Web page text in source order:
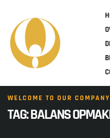
WELCOME TO OUR COMPANY
TAG:BALANS